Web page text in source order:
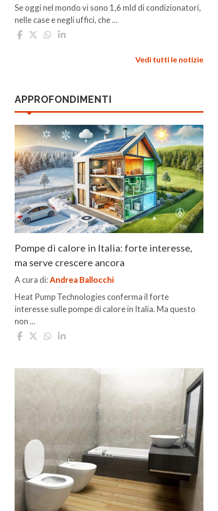
Se oggi nel mondo vi sono 1,6 mld di condizionatori,
nelle case e negli uffici, che ...
Vedi tutti le notizie
APPROFONDIMENTI
Pompe di calore in Italia: forte interesse,
ma serve crescere ancora
A cura di:Andrea Ballocchi
Heat Pump Technologies conferma il forte
interesse sulle pompe di calore in Italia. Ma questo
non ...